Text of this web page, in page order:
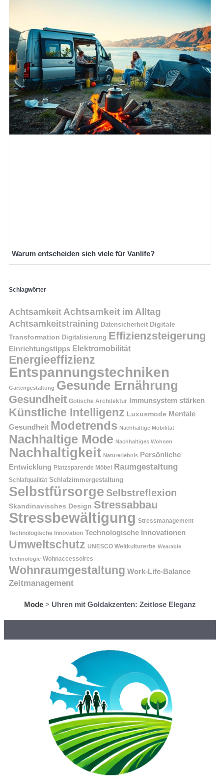
Warum entscheiden sich viele für Vanlife?
Schlagwörter
Achtsamkeit Achtsamkeit im Alltag
Achtsamkeitstraining Datensicherheit Digitale
Transformation Digitalisierung Effizienzsteigerung
Einrichtungstipps Elektromobilität
Energieeffizienz
Entspannungstechniken
Gartengestaltung Gesunde Ernährung
Gesundheit Gotische Architektur Immunsystem stärken
Künstliche Intelligenz Luxusmode Mentale
Gesundheit Modetrends Nachhaltige Mobilität
Nachhaltige Mode Nachhaltiges Wohnen
Nachhaltigkeit Naturerlebnis Persönliche
Entwicklung Platzsparende Möbel Raumgestaltung
Schlafqualität Schlafzimmergestaltung
Selbstfürsorge Selbstreflexion
Skandinavisches Design Stressabbau
Stressbewältigung Stressmanagement
Technologische Innovation Technologische Innovationen
Umweltschutz UNESCO Weltkulturerbe Wearable
Technologie Wohnaccessoires
Wohnraumgestaltung Work-Life-Balance
Zeitmanagement
Mode > Uhren mit Goldakzenten: Zeitlose Eleganz